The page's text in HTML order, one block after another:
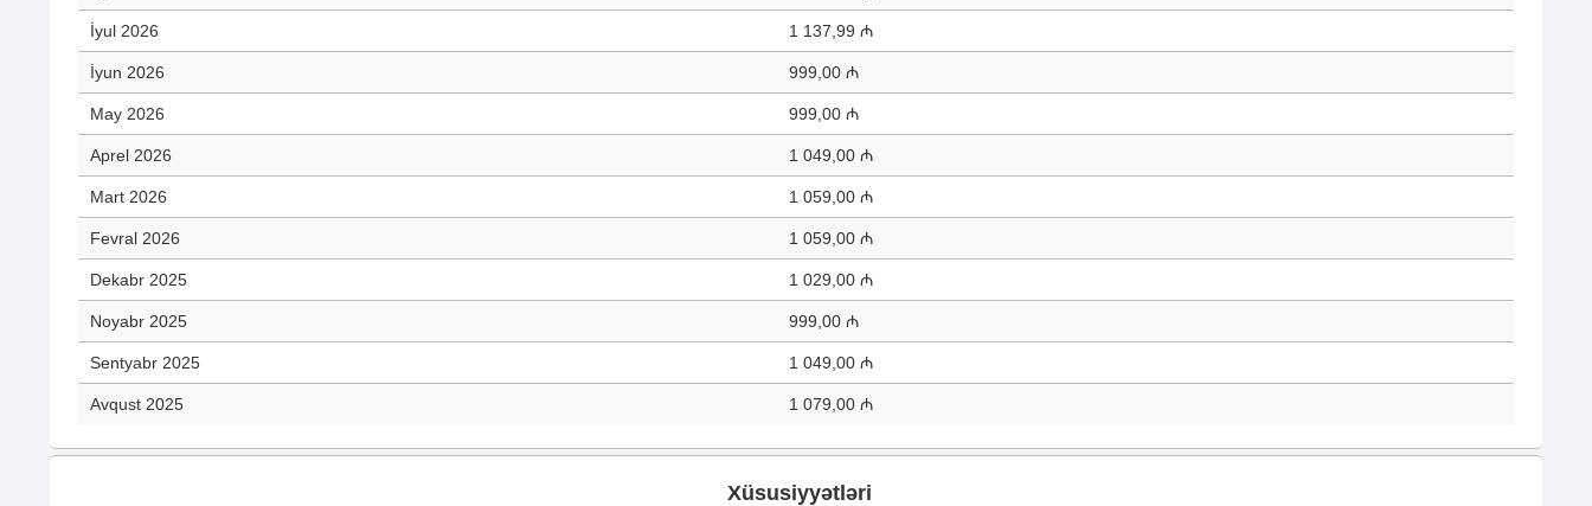
İyul 2026 1 137,99 ₼
İyun 2026 999,00 ₼
May 2026 999,00 ₼
Aprel 2026 1 049,00 ₼
Mart 2026 1 059,00 ₼
Fevral 2026 1 059,00 ₼
Dekabr 2025 1 029,00 ₼
Noyabr 2025 999,00 ₼
Sentyabr 2025 1 049,00 ₼
Avqust 2025 1 079,00 ₼
Xüsusiyyətləri